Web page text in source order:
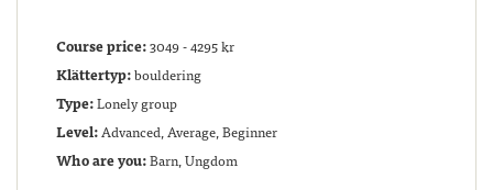
Course price:3049 - 4295 kr
Klättertyp:bouldering
Type:Lonely group
Level:Advanced, Average, Beginner
Who are you:Barn, Ungdom